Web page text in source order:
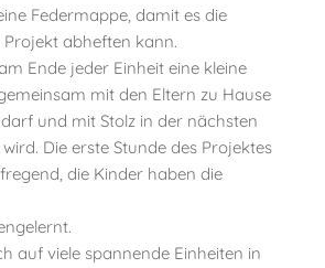
Federmappe, damit es die
abheften kann.
Ende jeder Einheit eine kleine
mit den Eltern zu Hause
und mit Stolz in der nächsten
Die erste Stunde des Projektes
die Kinder haben die
auf viele spannende Einheiten in